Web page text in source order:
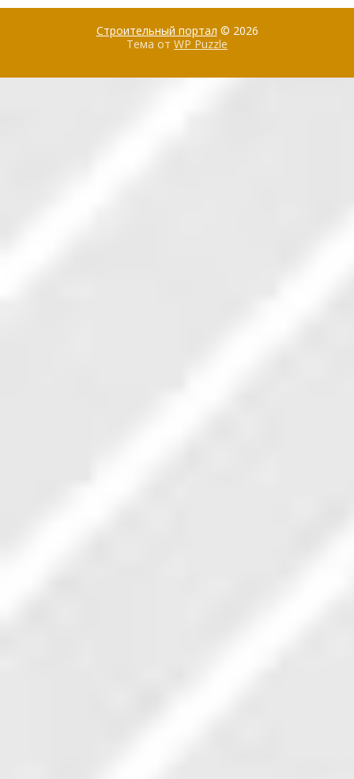
Строительный портал © 2026
Тема от WP Puzzle